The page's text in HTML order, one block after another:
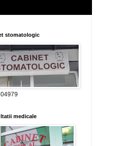
stomatologic
medicale